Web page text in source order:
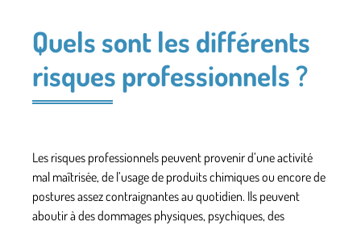
Quels sont les différents
risques professionnels ?
Les risques professionnels peuvent provenir d’une activité
mal maîtrisée, de l’usage de produits chimiques ou encore de
postures assez contraignantes au quotidien. Ils peuvent
aboutir à des dommages physiques, psychiques, des